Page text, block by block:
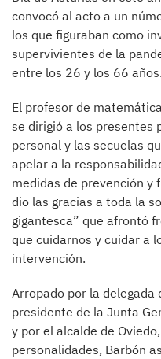
convocó al acto a un
los que figuraban como
supervivientes de la
entre los 26 y los 66 años.
El profesor de
se dirigió a los presentes
personal y las secuelas
apelar a la
medidas de prevención y
dio las gracias a toda la
gigantesca” que afrontó
que cuidarnos y cuidar a
intervención.
Arropado por la delegada
presidente de la Junta
y por el alcalde de
personalidades, Barbón